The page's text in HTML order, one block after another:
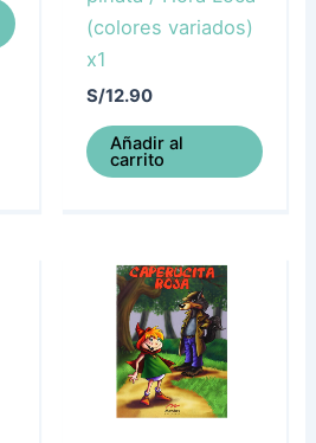
(colores variados)
x1
S/12.90
Añadir al
carrito